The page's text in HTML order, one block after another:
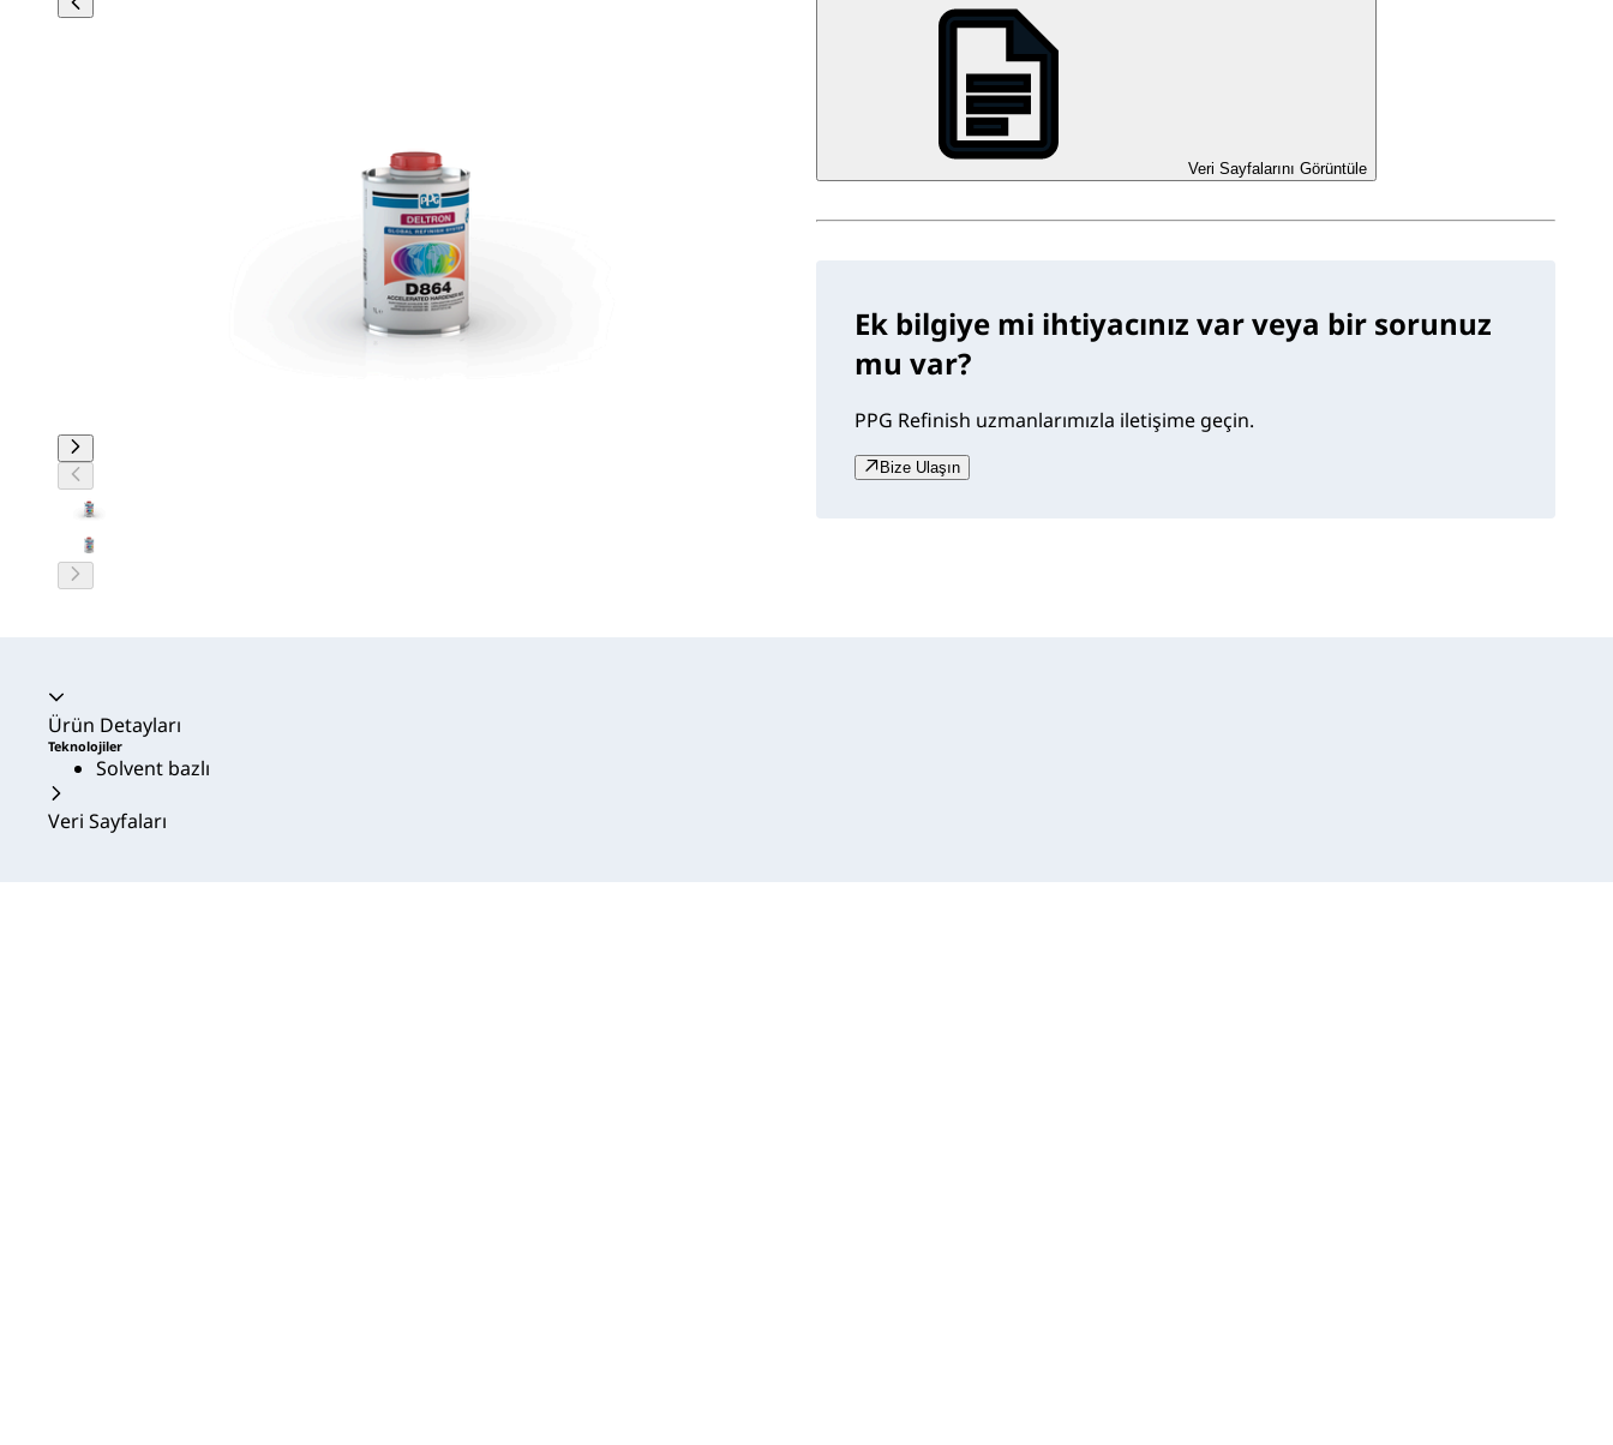
Veri Sayfalarını Görüntüle
Ek bilgiye mi ihtiyacınız var veya bir sorunuz
mu var?
PPG Refinish uzmanlarımızla iletişime geçin.
Bize Ulaşın
Akordeon daraltıldı
Ürün Detayları
Teknolojiler
Solvent bazlı
Veri Sayfaları